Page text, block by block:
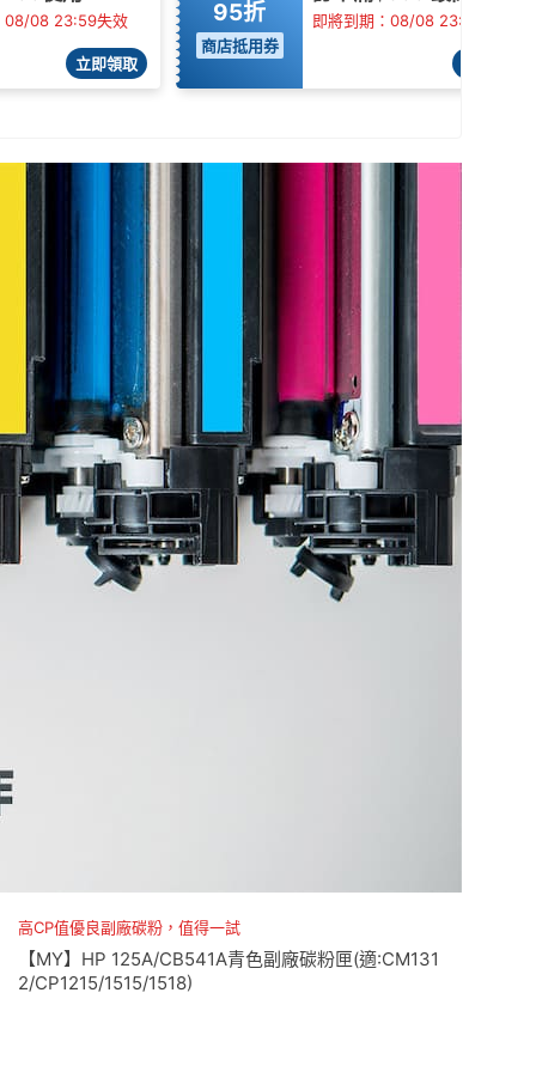
08/08 23:59失效
立即領取
95折
商店抵用券
即將到期：08/08 23:59失效
高CP值優良副廠碳粉，值得一試
【MY】HP 125A/CB541A青色副廠碳粉匣(適:CM131
2/CP1215/1515/1518)